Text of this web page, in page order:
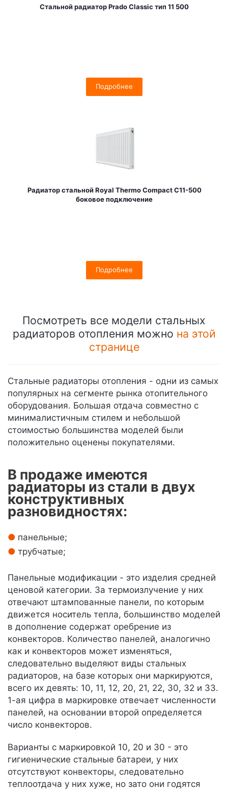
Стальной радиатор Prado Classic тип 11 500
Подробнее
Радиатор стальной Royal Thermo Compact C11-500
боковое подключение
Подробнее
Посмотреть все модели стальных
радиаторов отопления можно на этой
странице
Стальные радиаторы отопления - одни из самых
популярных на сегменте рынка отопительного
оборудования. Большая отдача совместно с
минималистичным стилем и небольшой
стоимостью большинства моделей были
положительно оценены покупателями.
В продаже имеются
радиаторы из стали в двух
конструктивных
разновидностях:
панельные;
трубчатые;
Панельные модификации - это изделия средней
ценовой категории. За термоизлучение у них
отвечают штампованные панели, по которым
движется носитель тепла, большинство моделей
в дополнение содержат оребрение из
конвекторов. Количество панелей, аналогично
как и конвекторов может изменяться,
следовательно выделяют виды стальных
радиаторов, на базе которых они маркируются,
всего их девять: 10, 11, 12, 20, 21, 22, 30, 32 и 33.
1-ая цифра в маркировке отвечает численности
панелей, на основании второй определяется
число конвекторов.
Варианты с маркировкой 10, 20 и 30 - это
гигиенические стальные батареи, у них
отсутствуют конвекторы, следовательно
теплоотдача у них хуже, но зато они годятся